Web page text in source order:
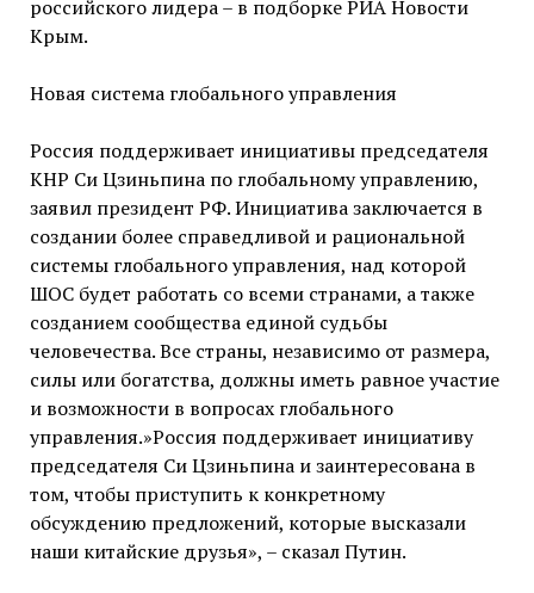
российского лидера – в подборке РИА Новости
Крым.
Новая система глобального управления
Россия поддерживает инициативы председателя
КНР Си Цзиньпина по глобальному управлению,
заявил президент РФ. Инициатива заключается в
создании более справедливой и рациональной
системы глобального управления, над которой
ШОС будет работать со всеми странами, а также
созданием сообщества единой судьбы
человечества. Все страны, независимо от размера,
силы или богатства, должны иметь равное участие
и возможности в вопросах глобального
управления.»Россия поддерживает инициативу
председателя Си Цзиньпина и заинтересована в
том, чтобы приступить к конкретному
обсуждению предложений, которые высказали
наши китайские друзья», – сказал Путин.